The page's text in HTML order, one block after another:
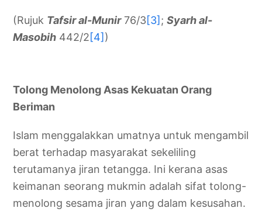
(Rujuk Tafsir al-Munir76/3[3] ;Syarh al-
Masobih 442/2[4] )
Tolong Menolong Asas Kekuatan Orang
Beriman
Islam menggalakkan umatnya untuk mengambil
berat terhadap masyarakat sekeliling
terutamanya jiran tetangga. Ini kerana asas
keimanan seorang mukmin adalah sifat tolong-
menolong sesama jiran yang dalam kesusahan.